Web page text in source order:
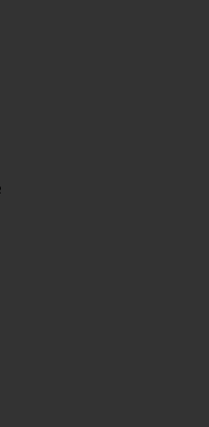
DEPORTIVA XT-6